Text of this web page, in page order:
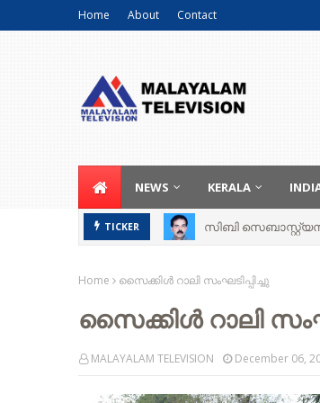
Home About Contact
NEWS KERALA
TICKER സിബി സെബാസ്റ്റ്യന്‍
Home സൈക്കിൾ റാലി സംഘടിപ്പിച്ചു
സൈക്കിൾ റാലി
MALAYALAM TELEVISION December 06,